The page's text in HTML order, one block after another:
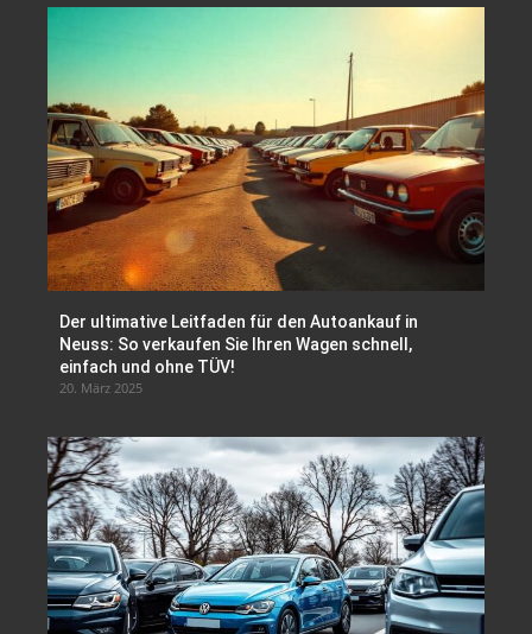
Der ultimative Leitfaden für den Autoankauf in
Neuss: So verkaufen Sie Ihren Wagen schnell,
einfach und ohne TÜV!
20. März 2025